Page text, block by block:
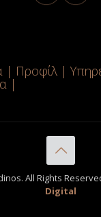
| Προφίλ |
|
All Rights
Digital